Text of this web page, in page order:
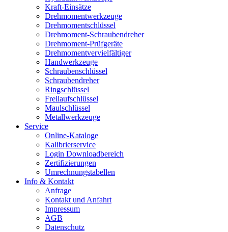
Kraft-Einsätze
Drehmomentwerkzeuge
Drehmomentschlüssel
Drehmoment-Schraubendreher
Drehmoment-Prüfgeräte
Drehmomentvervielfältiger
Handwerkzeuge
Schraubenschlüssel
Schraubendreher
Ringschlüssel
Freilaufschlüssel
Maulschlüssel
Metallwerkzeuge
Service
Online-Kataloge
Kalibrierservice
Login Downloadbereich
Zertifizierungen
Umrechnungstabellen
Info & Kontakt
Anfrage
Kontakt und Anfahrt
Impressum
AGB
Datenschutz